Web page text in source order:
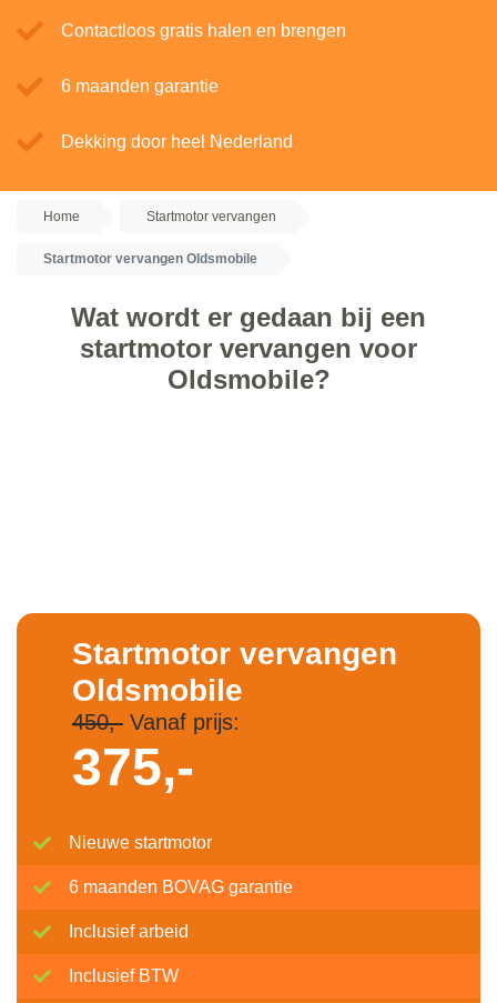
Contactloos gratis halen en brengen
6 maanden garantie
Dekking door heel Nederland
Home Startmotor vervangen
Startmotor vervangen Oldsmobile
Wat wordt er gedaan bij een
startmotor vervangen voor
Oldsmobile?
Startmotor vervangen
Oldsmobile
450,-Vanaf prijs:
375,-
Nieuwe startmotor
6 maanden BOVAG garantie
Inclusief arbeid
Inclusief BTW